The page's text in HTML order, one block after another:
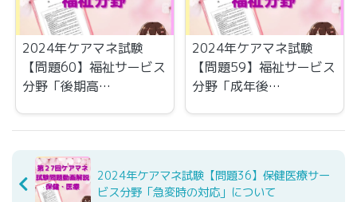
2024年ケアマネ試験
【問題60】福祉サービス
分野「後期高…
2024年ケアマネ試験
【問題59】福祉サービス
分野「成年後…
2024年ケアマネ試験【問題36】保健医療サー
ビス分野「急変時の対応」について